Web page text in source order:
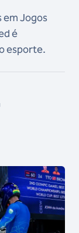
em Jogos
é
esporte.